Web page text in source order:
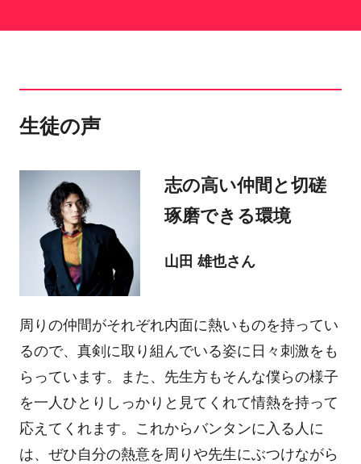
生徒の声
志の高い仲間と切磋
琢磨できる環境
山田 雄也さん
周りの仲間がそれぞれ内面に熱いものを持ってい
るので、真剣に取り組んでいる姿に日々刺激をも
らっています。また、先生方もそんな僕らの様子
を一人ひとりしっかりと見てくれて情熱を持って
応えてくれます。これからバンタンに入る人に
は、ぜひ自分の熱意を周りや先生にぶつけながら